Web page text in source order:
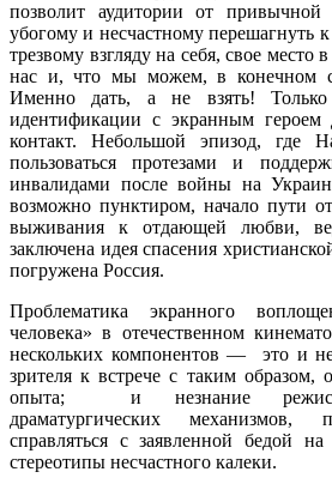
позволит аудитории от
убогому и несчастному перешагнуть
трезвому взгляду на себя, свое место
нас и, что мы можем, в конечном
Именно дать, а не взять! Только
идентификации с экранным героем
контакт. Небольшой эпизод, где
пользоваться протезами и
инвалидами после войны на
возможно пунктиром, начало пути
выживания к отдающей любви,
заключена идея спасения
погружена Россия.
Проблематика экранного
человека» в отечественном
нескольких компонентов — это и
зрителя к встрече с таким образом,
опыта; и незнание
драматургических механизмов,
справляться с заявленной бедой
стереотипы несчастного калеки.